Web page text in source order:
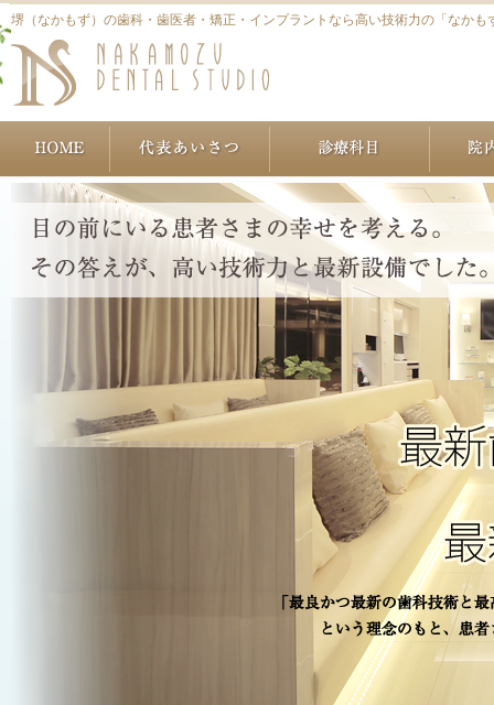
堺（なかもず）の歯科・歯医者・矯正・インプラントなら高い技術力の「なかも